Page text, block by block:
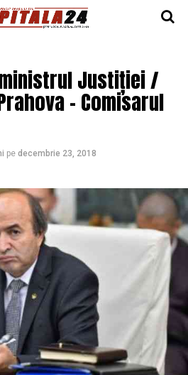
Justiției /
– Comisarul
pe decembrie 23, 2018